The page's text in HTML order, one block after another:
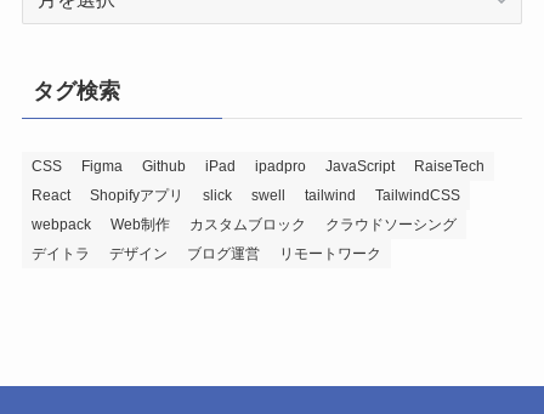
投
記
事
タグ検索
CSS Figma Github iPad ipadpro JavaScript
RaiseTech
React
Shopifyアプリ slick swell tailwind
TailwindCSS
webpack
Web制作 カスタムブロック
クラウドソーシング
デイトラ
デザイン ブログ運営 リモートワーク